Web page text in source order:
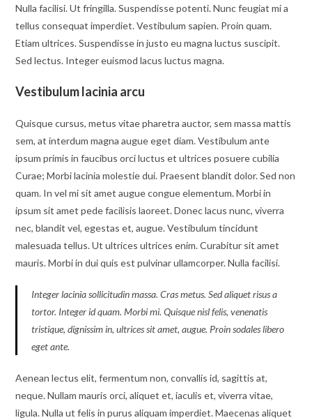
Nulla facilisi. Ut fringilla. Suspendisse potenti. Nunc feugiat mi a
tellus consequat imperdiet. Vestibulum sapien. Proin quam.
Etiam ultrices. Suspendisse in justo eu magna luctus suscipit.
Sed lectus. Integer euismod lacus luctus magna.
Vestibulum lacinia arcu
Quisque cursus, metus vitae pharetra auctor, sem massa mattis
sem, at interdum magna augue eget diam. Vestibulum ante
ipsum primis in faucibus orci luctus et ultrices posuere cubilia
Curae; Morbi lacinia molestie dui. Praesent blandit dolor. Sed non
quam. In vel mi sit amet augue congue elementum. Morbi in
ipsum sit amet pede facilisis laoreet. Donec lacus nunc, viverra
nec, blandit vel, egestas et, augue. Vestibulum tincidunt
malesuada tellus. Ut ultrices ultrices enim. Curabitur sit amet
mauris. Morbi in dui quis est pulvinar ullamcorper. Nulla facilisi.
Integer lacinia sollicitudin massa. Cras metus. Sed aliquet risus a
tortor. Integer id quam. Morbi mi. Quisque nisl felis, venenatis
tristique, dignissim in, ultrices sit amet, augue. Proin sodales libero
eget ante.
Aenean lectus elit, fermentum non, convallis id, sagittis at,
neque. Nullam mauris orci, aliquet et, iaculis et, viverra vitae,
ligula. Nulla ut felis in purus aliquam imperdiet. Maecenas aliquet